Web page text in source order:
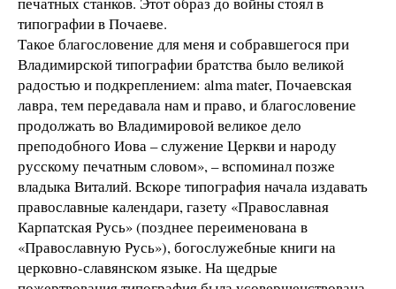
типографии в Почаеве.
Такое благословение для меня и собравшегося при
Владимирской типографии братства было великой
радостью и подкреплением: alma mater, Почаевская
лавра, тем передавала нам и право, и благословение
продолжать во Владимировой великое дело
преподобного Иова – служение Церкви и народу
русскому печатным словом», – вспоминал позже
владыка Виталий. Вскоре типография начала издавать
православные календари, газету «Православная
Карпатская Русь» (позднее переименована в
«Православную Русь»), богослужебные книги на
церковно-славянском языке. На щедрые